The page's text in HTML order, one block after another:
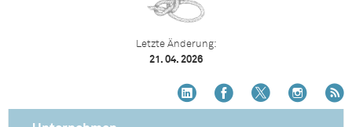
Letzte Änderung:
21. 04. 2026